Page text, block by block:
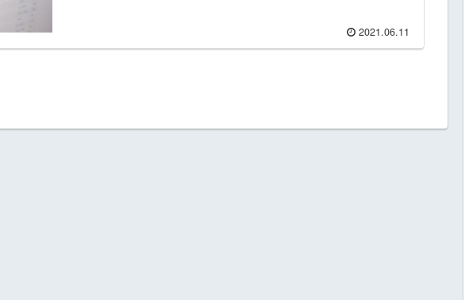
2021.06.11